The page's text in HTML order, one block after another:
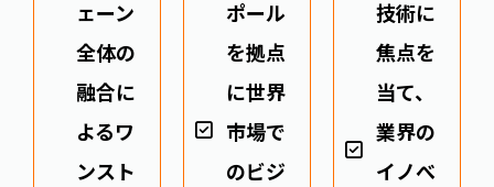
ェーン
全体の
融合に
よるワ
ンスト
ポール
を拠点
に世界
市場で
のビジ
技術に
焦点を
当て、
業界の
イノべ